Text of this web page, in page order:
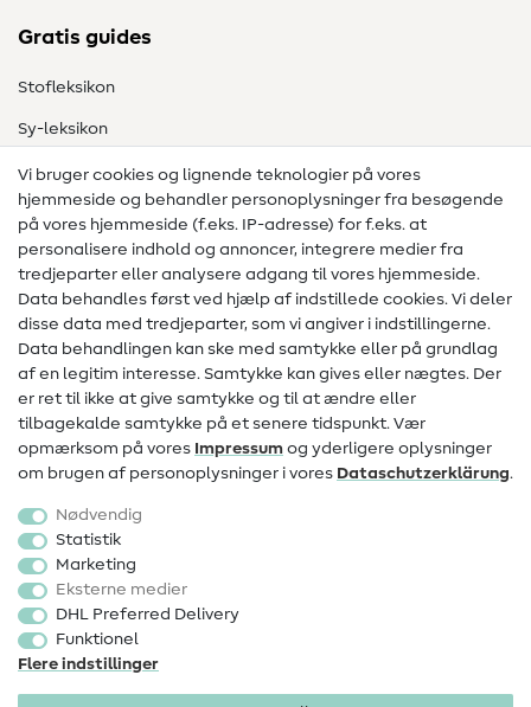
Gratis guides
Stofleksikon
Sy-leksikon
Syvejledninger
Hjælp & kontakt
Kontakt
Information om ændring af operatør
FAQ
Fortrydelsesret
Populært
Sytilbehør
Udsalg
Vi bruger cookies og lignende teknologier på vores
hjemmeside og behandler personoplysninger fra besøgende
på vores hjemmeside (f.eks. IP-adresse) for f.eks. at
personalisere indhold og annoncer, integrere medier fra
tredjeparter eller analysere adgang til vores hjemmeside.
Data behandles først ved hjælp af indstillede cookies. Vi deler
disse data med tredjeparter, som vi angiver i indstillingerne.
Data behandlingen kan ske med samtykke eller på grundlag
af en legitim interesse. Samtykke kan gives eller nægtes. Der
er ret til ikke at give samtykke og til at ændre eller
tilbagekalde samtykke på et senere tidspunkt. Vær
opmærksom på vores Impressum og yderligere oplysninger
om brugen af personoplysninger i vores Data­schutz­erklärung.
Nødvendig
Statistik
Marketing
Eksterne medier
DHL Preferred Delivery
Funktionel
Flere indstillinger